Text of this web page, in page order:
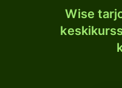
Wise